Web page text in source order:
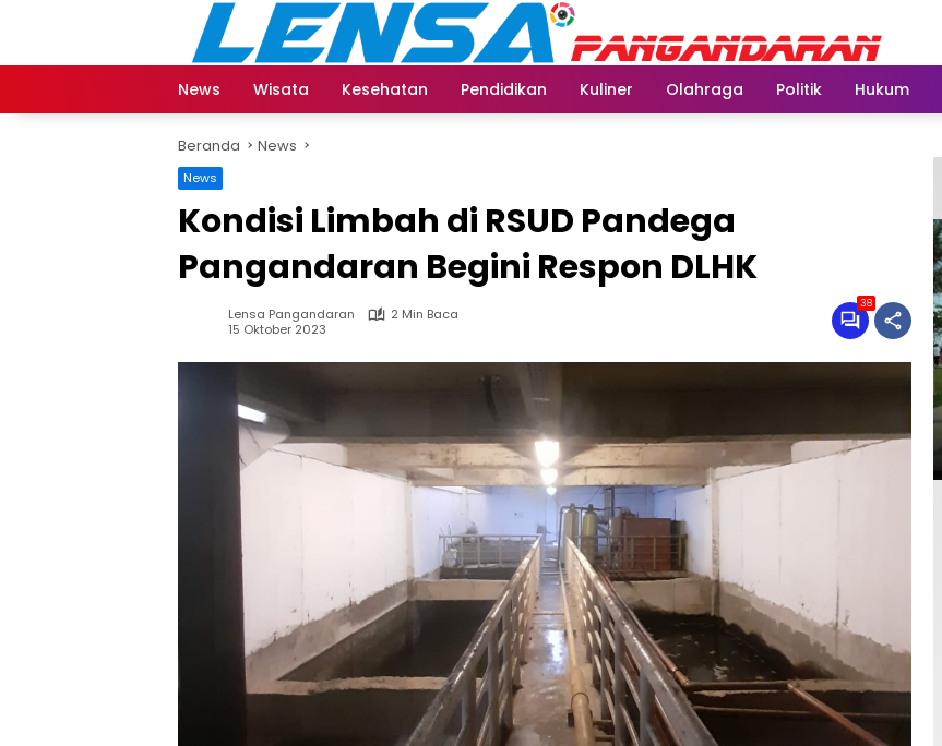
News
Wisata Kesehatan Pendidikan Kuliner Olahraga Politik Hukum
Beranda News
News
Kondisi Limbah di RSUD Pandega
Pangandaran Begini Respon DLHK
Lensa Pangandaran
2 Min Baca
15 Oktober 2023
38